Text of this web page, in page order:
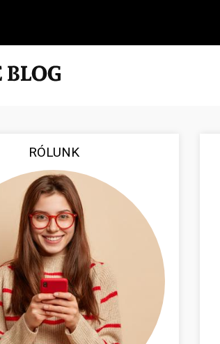
RÓLUNK